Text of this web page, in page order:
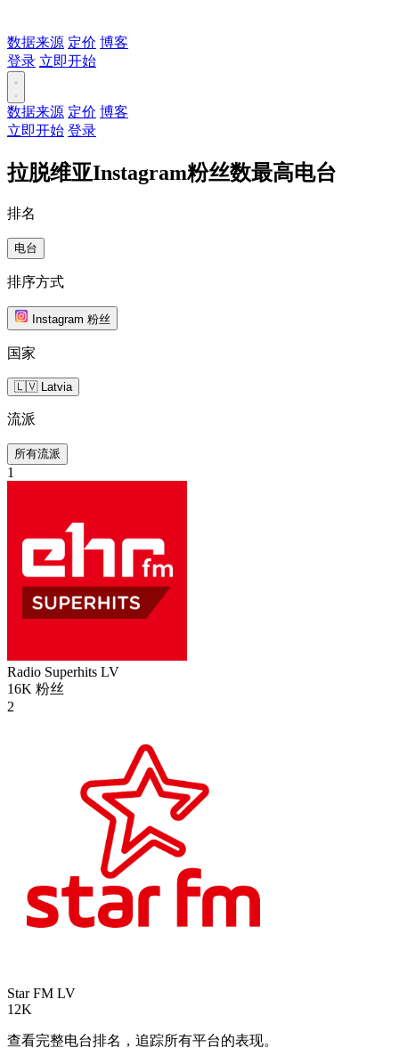
数据来源 定价 博客
登录 立即开始
数据来源 定价 博客
立即开始 登录
拉脱维亚Instagram粉丝数最高电台
排名
电台
排序方式
Instagram 粉丝
国家
🇱🇻 Latvia
流派
所有流派
1
Radio Superhits LV
16K 粉丝
2
Star FM LV
12K
查看完整电台排名，追踪所有平台的表现。